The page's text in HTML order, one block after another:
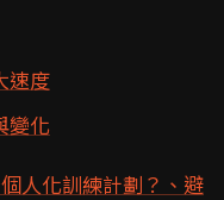
速度
變化
人化訓練計劃？、避